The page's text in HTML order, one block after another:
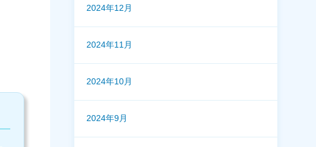
2024年12月
2024年11月
2024年10月
2024年9月